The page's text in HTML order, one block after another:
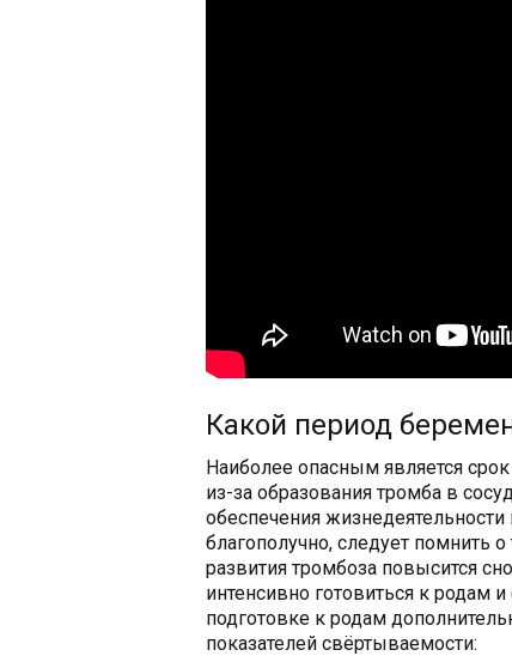
Какой период
Наиболее опасным является
из-за образования тромба в
обеспечения
благополучно, следует помнить
развития тромбоза повысится
интенсивно готовиться к родам
подготовке к родам
показателей свёртываемости: